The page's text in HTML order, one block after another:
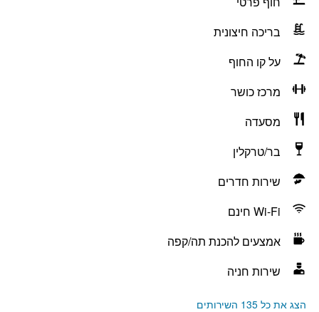
בריכה חיצונית
על קו החוף
מרכז כושר
מסעדה
בר/טרקלין
שירות חדרים
Wi-Fi חינם
אמצעים להכנת תה/קפה
שירות חניה
הצג את כל 135 השירותים